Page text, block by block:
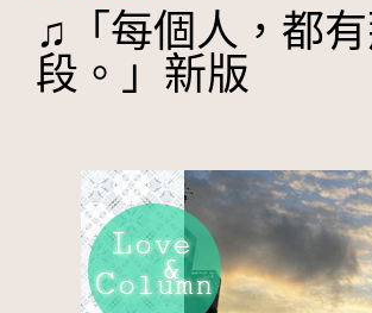
♫「每個人，都
段。」新版